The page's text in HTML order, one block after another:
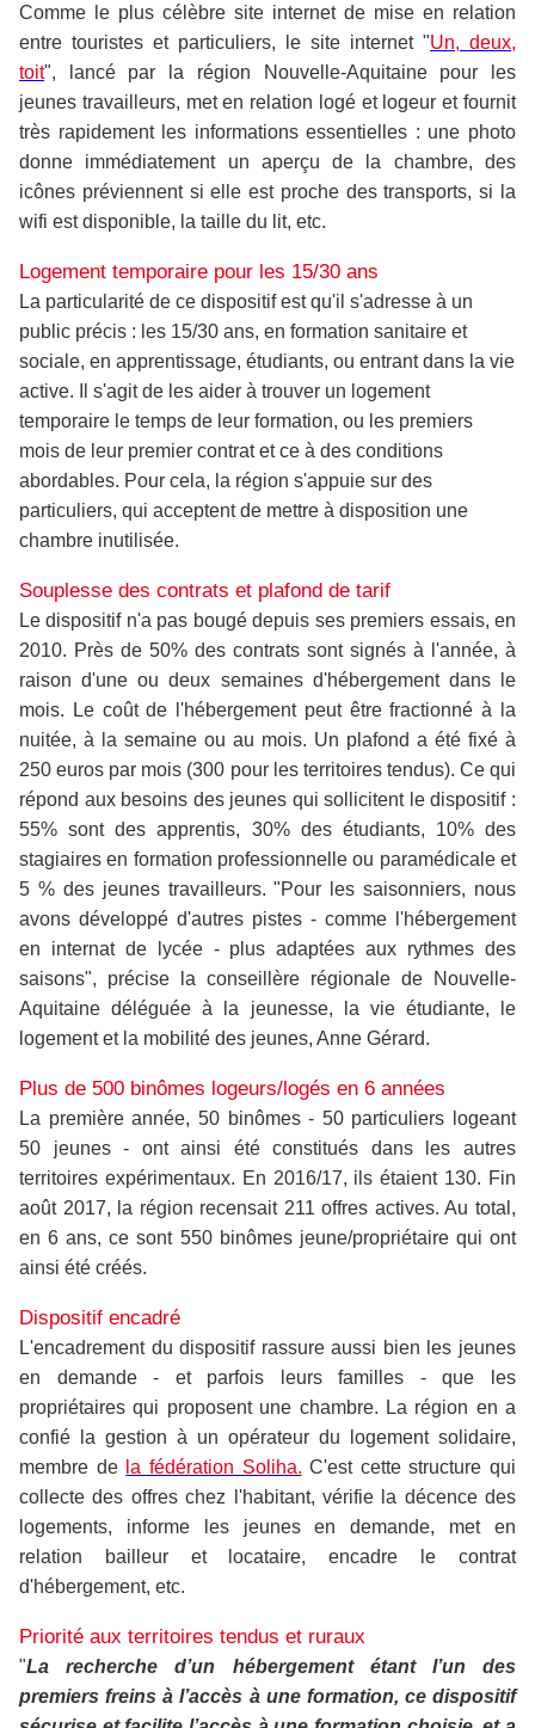
Comme le plus célèbre site internet de mise en relation
entre touristes et particuliers, le site internet "Un, deux,
toit", lancé par la région Nouvelle-Aquitaine pour les
jeunes travailleurs, met en relation logé et logeur et fournit
très rapidement les informations essentielles : une photo
donne immédiatement un aperçu de la chambre, des
icônes préviennent si elle est proche des transports, si la
wifi est disponible, la taille du lit, etc.
Logement temporaire pour les 15/30 ans
La particularité de ce dispositif est qu'il s'adresse à un
public précis : les 15/30 ans, en formation sanitaire et
sociale, en apprentissage, étudiants, ou entrant dans la vie
active. Il s'agit de les aider à trouver un logement
temporaire le temps de leur formation, ou les premiers
mois de leur premier contrat et ce à des conditions
abordables. Pour cela, la région s'appuie sur des
particuliers, qui acceptent de mettre à disposition une
chambre inutilisée.
Souplesse des contrats et plafond de tarif
Le dispositif n'a pas bougé depuis ses premiers essais, en
2010. Près de 50% des contrats sont signés à l'année, à
raison d'une ou deux semaines d'hébergement dans le
mois. Le coût de l'hébergement peut être fractionné à la
nuitée, à la semaine ou au mois. Un plafond a été fixé à
250 euros par mois (300 pour les territoires tendus). Ce qui
répond aux besoins des jeunes qui sollicitent le dispositif :
55% sont des apprentis, 30% des étudiants, 10% des
stagiaires en formation professionnelle ou paramédicale et
5 % des jeunes travailleurs. "Pour les saisonniers, nous
avons développé d'autres pistes - comme l'hébergement
en internat de lycée - plus adaptées aux rythmes des
saisons", précise la conseillère régionale de Nouvelle-
Aquitaine déléguée à la jeunesse, la vie étudiante, le
logement et la mobilité des jeunes, Anne Gérard.
Plus de 500 binômes logeurs/logés en 6 années
La première année, 50 binômes - 50 particuliers logeant
50 jeunes - ont ainsi été constitués dans les autres
territoires expérimentaux. En 2016/17, ils étaient 130. Fin
août 2017, la région recensait 211 offres actives. Au total,
en 6 ans, ce sont 550 binômes jeune/propriétaire qui ont
ainsi été créés.
Dispositif encadré
L'encadrement du dispositif rassure aussi bien les jeunes
en demande - et parfois leurs familles - que les
propriétaires qui proposent une chambre. La région en a
confié la gestion à un opérateur du logement solidaire,
membre de la fédération Soliha. C'est cette structure qui
collecte des offres chez l'habitant, vérifie la décence des
logements, informe les jeunes en demande, met en
relation bailleur et locataire, encadre le contrat
d'hébergement, etc.
Priorité aux territoires tendus et ruraux
"La recherche d’un hébergement étant l’un des
premiers freins à l’accès à une formation, ce dispositif